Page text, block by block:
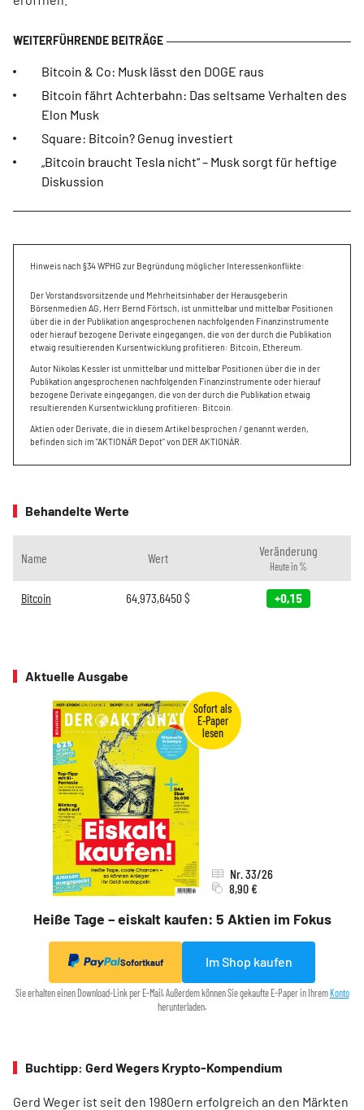
Bitcoin & Co: Musk lässt den DOGE raus
Bitcoin fährt Achterbahn: Das seltsame Verhalten des
Elon Musk
Square: Bitcoin? Genug investiert
„Bitcoin braucht Tesla nicht“ – Musk sorgt für heftige
Diskussion
Hinweis nach §34 WPHG zur Begründung möglicher Interessenkonflikte:
Der Vorstandsvorsitzende und Mehrheitsinhaber der Herausgeberin
Börsenmedien AG, Herr Bernd Förtsch, ist unmittelbar und mittelbar Positionen
über die in der Publikation angesprochenen nachfolgenden Finanzinstrumente
oder hierauf bezogene Derivate eingegangen, die von der durch die Publikation
etwaig resultierenden Kursentwicklung profitieren: Bitcoin, Ethereum.
Autor Nikolas Kessler ist unmittelbar und mittelbar Positionen über die in der
Publikation angesprochenen nachfolgenden Finanzinstrumente oder hierauf
bezogene Derivate eingegangen, die von der durch die Publikation etwaig
resultierenden Kursentwicklung profitieren: Bitcoin.
Aktien oder Derivate, die in diesem Artikel besprochen / genannt werden,
befinden sich im "AKTIONÄR Depot" von DER AKTIONÄR.
Behandelte Werte
Name Wert Veränderung
Heute in %
Bitcoin 64.973,6450$ +0,15
Aktuelle Ausgabe
Heiße Tage – eiskalt kaufen: 5 Aktien im Fokus
Nr. 33/26
8,90 €
Sofortkauf Im Shop kaufen
Sie erhalten einen Download-Link per E-Mail. Außerdem können Sie gekaufte E-Paper in IhremKonto
herunterladen.
Buchtipp: Gerd Wegers Krypto-Kompendium
Gerd Weger ist seit den 1980ern erfolgreich an den Märkten